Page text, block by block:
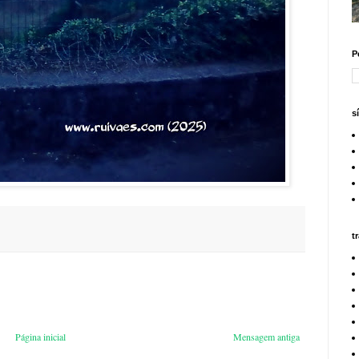
Mensagem antiga
Página inicial